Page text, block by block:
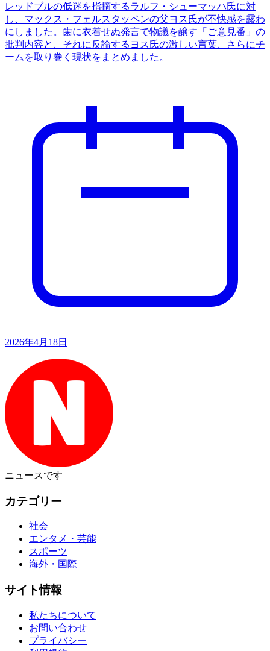
レッドブルの低迷を指摘するラルフ・シューマッハ氏に対
し、マックス・フェルスタッペンの父ヨス氏が不快感を露わ
にしました。歯に衣着せぬ発言で物議を醸す「ご意見番」の
批判内容と、それに反論するヨス氏の激しい言葉、さらにチ
ームを取り巻く現状をまとめました。
2026年4月18日
ニュースです
カテゴリー
社会
エンタメ・芸能
スポーツ
海外・国際
サイト情報
私たちについて
お問い合わせ
プライバシー